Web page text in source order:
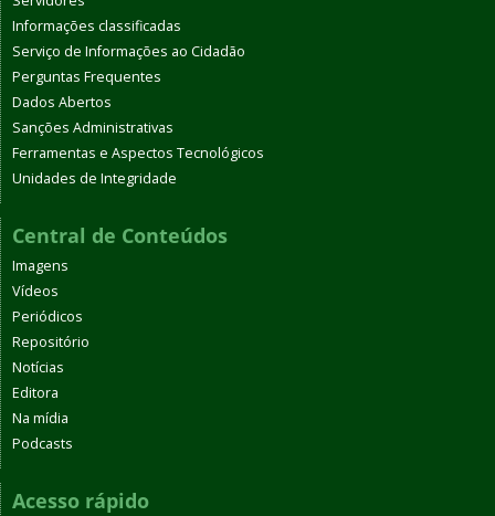
Informações classificadas
Serviço de Informações ao Cidadão
Perguntas Frequentes
Dados Abertos
Sanções Administrativas
Ferramentas e Aspectos Tecnológicos
Unidades de Integridade
Central de Conteúdos
Imagens
Vídeos
Periódicos
Repositório
Notícias
Editora
Na mídia
Podcasts
Acesso rápido